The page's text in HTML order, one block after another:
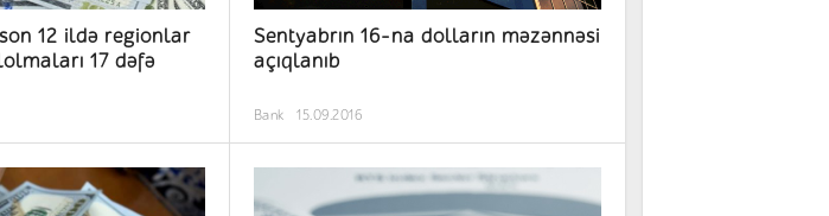
12 ildə regionlar
17 dəfə
Sentyabrın 16-na dolların məzənnəsi
açıqlanıb
Bank 15.09.2016